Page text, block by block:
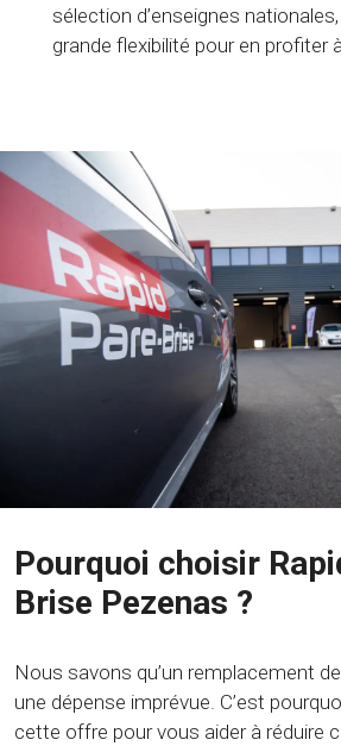
sélection d’enseignes
grande flexibilité pour en profiter
Pourquoi choisir
Brise Pezenas ?
Nous savons qu’un remplacement
une dépense imprévue. C’est
cette offre pour vous aider à réduire